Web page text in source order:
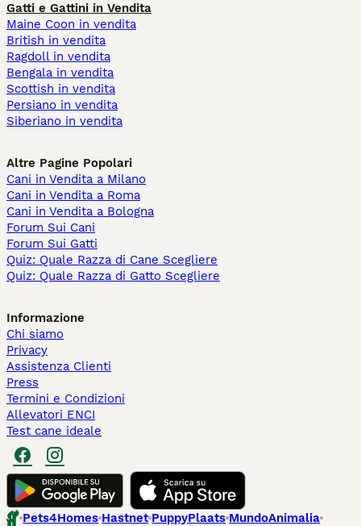
Gatti e Gattini in Vendita
Maine Coon in vendita
British in vendita
Ragdoll in vendita
Bengala in vendita
Scottish in vendita
Persiano in vendita
Siberiano in vendita
Altre Pagine Popolari
Cani in Vendita a Milano
Cani in Vendita a Roma
Cani in Vendita a Bologna
Forum Sui Cani
Forum Sui Gatti
Quiz: Quale Razza di Cane Scegliere
Quiz: Quale Razza di Gatto Scegliere
Informazione
Chi siamo
Privacy
Assistenza Clienti
Press
Termini e Condizioni
Allevatori ENCI
Test cane ideale
Pets4Homes Hastnet PuppyPlaats MundoAnimalia